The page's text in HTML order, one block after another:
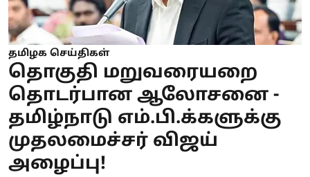
தமிழக செய்திகள்
தொகுதி மறுவரையறை
தொடர்பான ஆலோசனை -
தமிழ்நாடு எம்.பி.க்களுக்கு
முதலமைச்சர் விஜய்
அழைப்பு!